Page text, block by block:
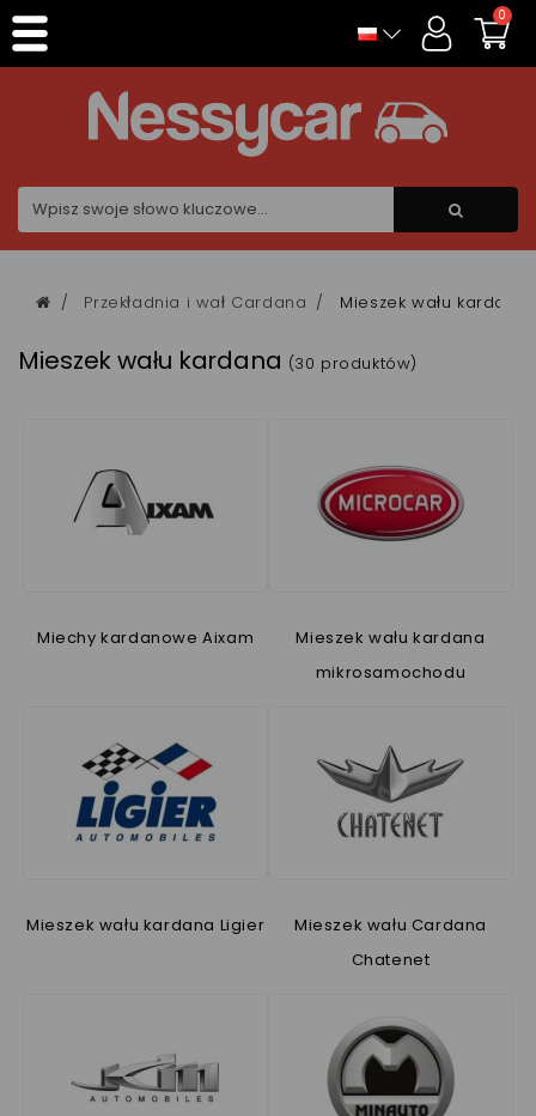
0
Przekładnia i wał Cardana Mieszek wału kardana
Mieszek wału kardana (30 produktów)
Miechy kardanowe Aixam
Mieszek wału kardana
mikrosamochodu
Mieszek wału kardana Ligier
Mieszek wału Cardana
Chatenet
Panel zarządzania plikami cookies